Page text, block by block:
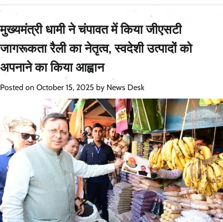
मुख्यमंत्री धामी ने चंपावत में किया जीएसटी
जागरूकता रैली का नेतृत्व, स्वदेशी उत्पादों को
अपनाने का किया आह्वान
Posted on October 15, 2025 by News Desk